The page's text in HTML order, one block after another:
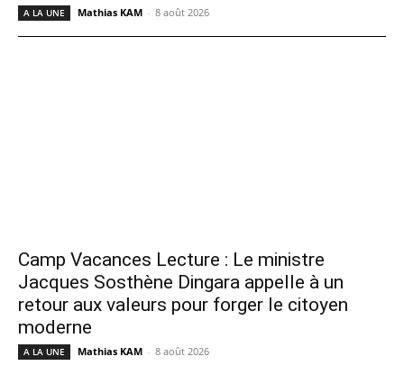
A LA UNE Mathias KAM - 8 août 2026
Camp Vacances Lecture : Le ministre
Jacques Sosthène Dingara appelle à un
retour aux valeurs pour forger le citoyen
moderne
A LA UNE Mathias KAM - 8 août 2026